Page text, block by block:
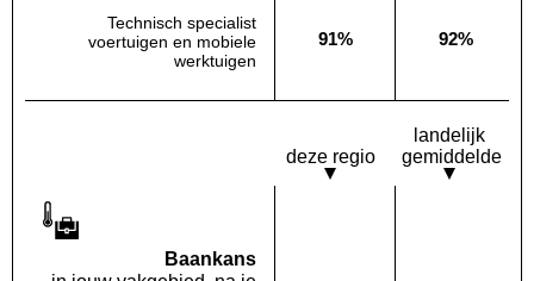
Technisch specialist
voertuigen en mobiele
werktuigen
Deze opleiding:
91% Landelijk
92%
deze regio
landelijk
gemiddelde
Baankans